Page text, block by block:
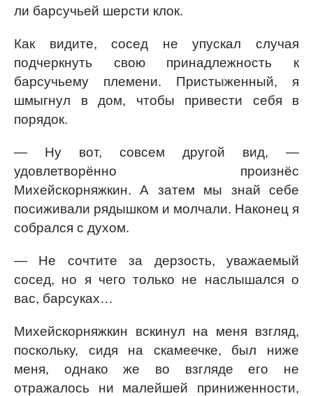
ли барсучьей шерсти клок.
Как видите, сосед не упускал случая
подчеркнуть свою принадлежность к
барсучьему племени. Пристыженный, я
шмыгнул в дом, чтобы привести себя в
порядок.
— Ну вот, совсем другой вид, —
удовлетворённо произнёс
Михейскорняжкин. А затем мы знай себе
посиживали рядышком и молчали. Наконец я
собрался с духом.
— Не сочтите за дерзость, уважаемый
сосед, но я чего только не наслышался о
вас, барсуках…
Михейскорняжкин вскинул на меня взгляд,
поскольку, сидя на скамеечке, был ниже
меня, однако же во взгляде его не
отражалось ни малейшей приниженности,